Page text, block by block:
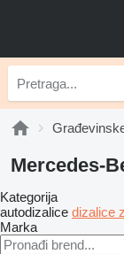
Mercedes-
Kategorija
autodizalice dizalice
Marka